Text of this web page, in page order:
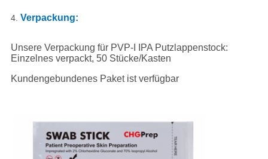
4. Verpackung:
Unsere Verpackung für PVP-I IPA Putzlappenstock:
Einzelnes verpackt, 50 Stücke/Kasten
Kundengebundenes Paket ist verfügbar